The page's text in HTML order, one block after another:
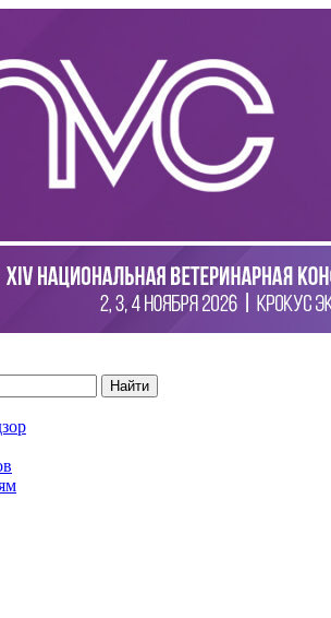
Найти